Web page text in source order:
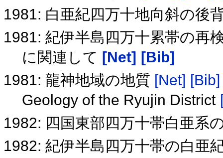
1981: 白亜紀四万十地向斜の後
1981: 紀伊半島四万十累帯の再
に関連して [Net] [Bib]
1981: 龍神地域の地質 [Net] [Bib]
Geology of the Ryujin District
1982: 四国東部四万十帯白亜系
1982: 紀伊半島四万十帯の白亜